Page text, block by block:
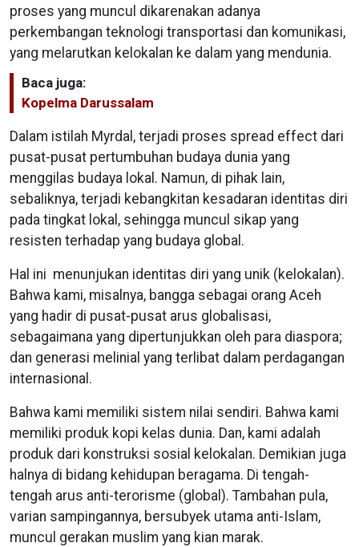
proses yang muncul dikarenakan adanya
perkembangan teknologi transportasi dan komunikasi,
yang melarutkan kelokalan ke dalam yang mendunia.
Baca juga:
Kopelma Darussalam
Dalam istilah Myrdal, terjadi proses spread effect dari
pusat-pusat pertumbuhan budaya dunia yang
menggilas budaya lokal. Namun, di pihak lain,
sebaliknya, terjadi kebangkitan kesadaran identitas diri
pada tingkat lokal, sehingga muncul sikap yang
resisten terhadap yang budaya global.
Hal ini menunjukan identitas diri yang unik (kelokalan).
Bahwa kami, misalnya, bangga sebagai orang Aceh
yang hadir di pusat-pusat arus globalisasi,
sebagaimana yang dipertunjukkan oleh para diaspora;
dan generasi melinial yang terlibat dalam perdagangan
internasional.
Bahwa kami memiliki sistem nilai sendiri. Bahwa kami
memiliki produk kopi kelas dunia. Dan, kami adalah
produk dari konstruksi sosial kelokalan. Demikian juga
halnya di bidang kehidupan beragama. Di tengah-
tengah arus anti-terorisme (global). Tambahan pula,
varian sampingannya, bersubyek utama anti-Islam,
muncul gerakan muslim yang kian marak.